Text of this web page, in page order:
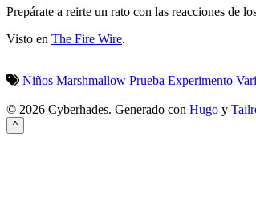
Prepárate a reirte un rato con las reacciones de
Visto en The Fire Wire.
Niños Marshmallow Prueba Experimento
© 2026 Cyberhades. Generado con Hugo y
^